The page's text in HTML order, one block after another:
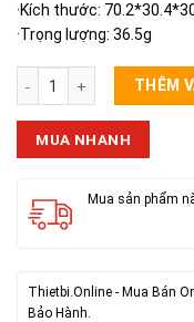
·Kích thước:
·Trọng lượng: 36.5g
Tai True Wireless
THÊM
MUA NHANH
Mua sản phẩm
Thietbi.Online - Mua Bán
Bảo Hành.